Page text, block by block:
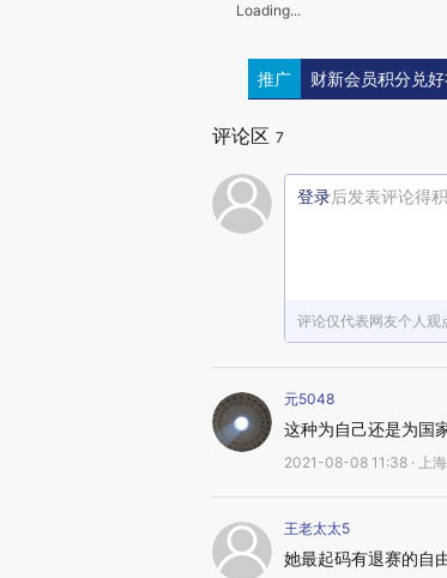
Loading...
推广 财新会员积分兑
评论区 7
登录后发表评论得
评论仅代表网友个人观
元5048
这种为自己还是为国
2021-08-08 11:38 · 上海
王老太太5
她最起码有退赛的自